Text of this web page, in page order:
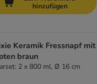
hinzufügen
Keramik Fressnapf mit
braun
2 x 800 ml, Ø 16 cm